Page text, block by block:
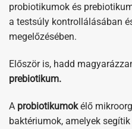
probiotikumok és
a testsúly kontrollálásában
megelőzésében.
Először is, hadd
prebiotikum.
A probiotikumokélő
baktériumok, amelyek